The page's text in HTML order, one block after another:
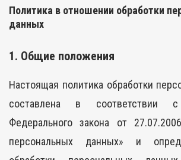
Политика в отношении обработки
данных
1. Общие положения
Настоящая политика обработки
составлена в соответствии с
Федерального закона от
персональных данных» и